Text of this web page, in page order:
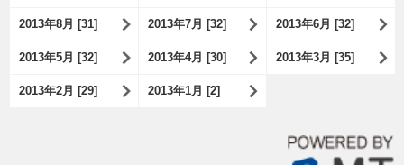
2013年8月 [31] 2013年7月 [32] 2013年6月 [32]
2013年5月 [32] 2013年4月 [30] 2013年3月 [35]
2013年2月 [29] 2013年1月 [2]